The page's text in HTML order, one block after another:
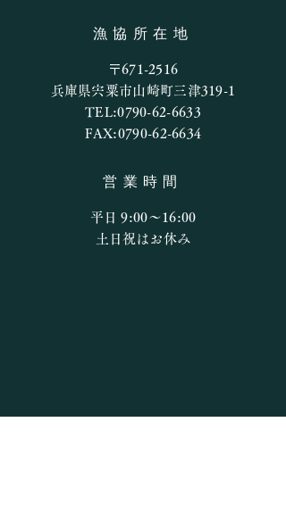
漁協所在地
〒671-2516
兵庫県宍粟市山崎町三津319-1
TEL:0790-62-6633
FAX:0790-62-6634
営業時間
平日 9:00〜16:00
​​土日祝はお休み